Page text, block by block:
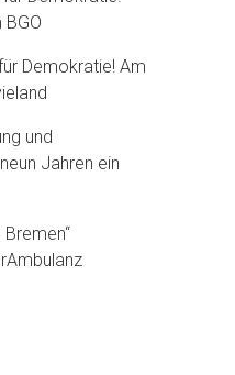
Demokratie! Am
und
Jahren ein